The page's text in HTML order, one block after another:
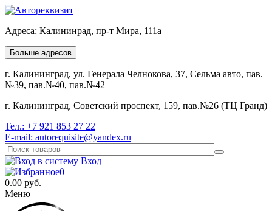
Адреса: Калининрад, пр-т Мира, 111а
Больше адресов
г. Калининград, ул. Генерала Челнокова, 37, Сельма авто, пав.
№39, пав.№40, пав.№42
г. Калининград, Советский проспект, 159, пав.№26 (ТЦ Гранд)
Тел.: +7 921 853 27 22
E-mail: autorequisite@yandex.ru
Вход
0
0.00 руб.
Меню